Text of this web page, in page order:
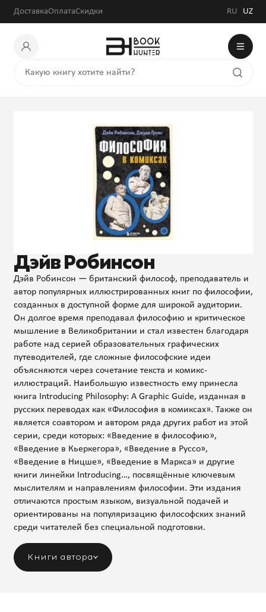
ДоставкаОплатаСкидки RU UZ
Дэйв Робинсон
Дэйв Робинсон — британский философ, преподаватель и
автор популярных иллюстрированных книг по философии,
созданных в доступной форме для широкой аудитории.
Он долгое время преподавал философию и критическое
мышление в Великобритании и стал известен благодаря
работе над серией образовательных графических
путеводителей, где сложные философские идеи
объясняются через сочетание текста и комикс-
иллюстраций. Наибольшую известность ему принесла
книга Introducing Philosophy: A Graphic Guide, изданная в
русских переводах как «Философия в комиксах». Также он
является соавтором и автором ряда других работ из этой
серии, среди которых: «Введение в философию»,
«Введение в Кьеркегора», «Введение в Руссо»,
«Введение в Ницше», «Введение в Маркса» и другие
книги линейки Introducing…, посвящённые ключевым
мыслителям и направлениям философии. Эти издания
отличаются простым языком, визуальной подачей и
ориентированы на популяризацию философских знаний
среди читателей без специальной подготовки.
Книги автора